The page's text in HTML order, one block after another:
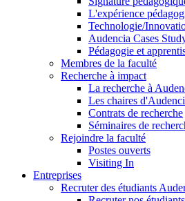
L'expérience
Technologie/
Audencia Cases
Pédagogie et
Membres de la faculté
Recherche à impact
La recherche à
Les chaires
Contrats de recherche
Séminaires de
Rejoindre la faculté
Postes ouverts
Visiting In
Entreprises
Recruter des étudiants